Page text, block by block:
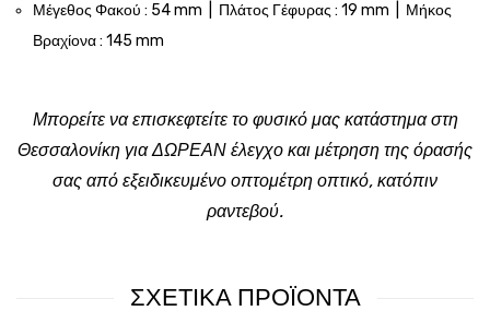
Μέγεθος Φακού : 54 mm | Πλάτος Γέφυρας : 19 mm | Μήκος
Βραχίονα : 145 mm
Μπορείτε να επισκεφτείτε το φυσικό μας κατάστημα στη
Θεσσαλονίκη για ΔΩΡΕΑΝ έλεγχο και μέτρηση της όρασής
σας από εξειδικευμένο οπτομέτρη οπτικό, κατόπιν
ραντεβού.
ΣΧΕΤΙΚΑ ΠΡΟΪΟΝΤΑ